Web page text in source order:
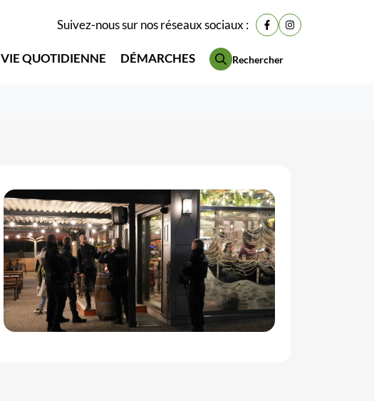
Suivez-nous sur nos réseaux sociaux : Lien vers le compte
Lien vers le
VIE QUOTIDIENNE DÉMARCHES Rechercher